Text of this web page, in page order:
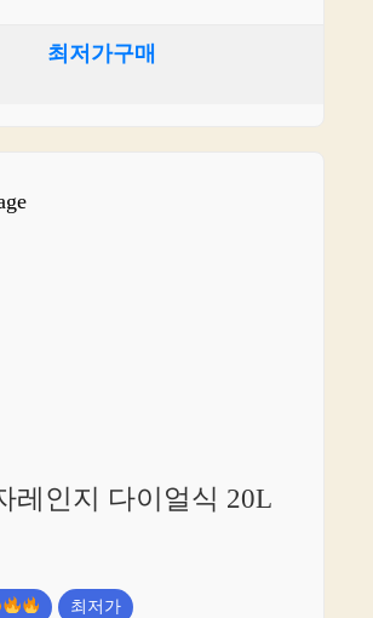
최저가구매
레인지 다이얼식 20L
최저가